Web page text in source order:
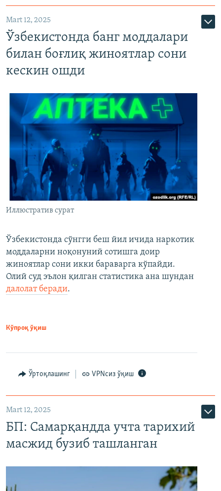
Mart 12, 2025
Ўзбекистонда банг моддалари
билан боғлиқ жиноятлар сони
кескин ошди
Иллюстратив сурат
Ўзбекистонда сўнгги беш йил ичида наркотик
моддаларни ноқонуний сотишга доир
жиноятлар сони икки бараварга кўпайди.
Олий суд эълон қилган статистика ана шундан
далолат беради.
Кўпроқ ўқиш
Ўртоқлашинг VPNсиз ўқиш
Mart 12, 2025
БП: Самарқандда учта тарихий
масжид бузиб ташланган